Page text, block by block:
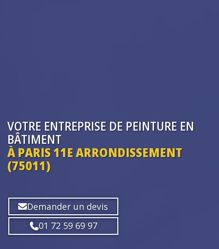
VOTRE ENTREPRISE DE PEINTURE EN
BÂTIMENT
À PARIS 11E ARRONDISSEMENT
(75011)
Demander un devis
01 72 59 69 97